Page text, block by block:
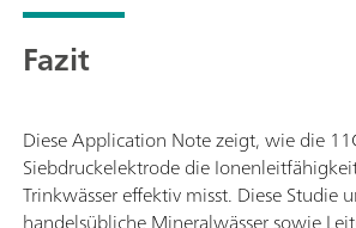
Fazit
Diese Application Note zeigt, wie die
Siebdruckelektrode die
Trinkwässer effektiv misst. Diese Studie